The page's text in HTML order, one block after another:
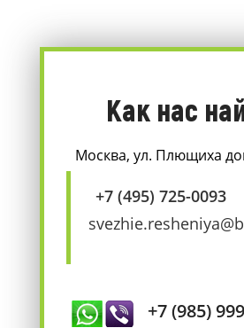
Как нас
Москва, ул. Плющиха
+7 (495) 725-0093
+7 (985)